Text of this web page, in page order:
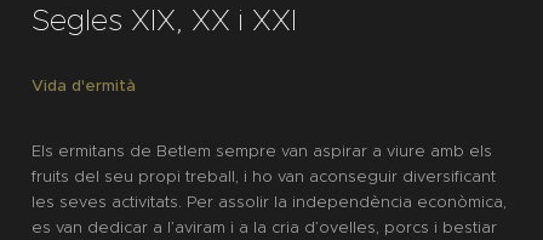
Segles XIX, XX i XXI
Vida d'ermità
Els ermitans de Betlem sempre van aspirar a viure amb els
fruits del seu propi treball, i ho van aconseguir diversificant
les seves activitats. Per assolir la independència econòmica,
es van dedicar a l’aviram i a la cria d’ovelles, porcs i bestiar